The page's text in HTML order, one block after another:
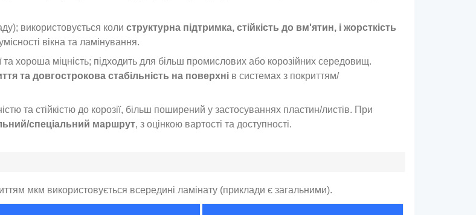
використовується коли структурна підтримка, стійкість до вм'ятин, і жорсткість
вікна та ламінування.
та хороша міцність; підходить для більш промислових або корозійних середовищ.
та довгострокова стабільність на поверхні в системах з покриттям/
та стійкістю до корозії, більш поширений у застосуваннях пластин/листів. При
спеціальний маршрут, з оцінкою вартості та доступності.
мкм використовується всередині ламінату (приклади є загальними).